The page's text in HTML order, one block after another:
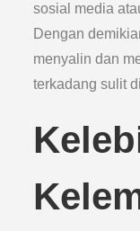
sosial media
Dengan
menyalin dan
terkadang sulit